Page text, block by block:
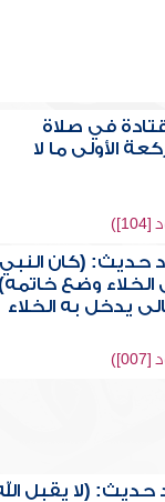
في صلاة
الأولى ما لا
حديث: (كان النبي
وضع
يدخل به الخلاء
حديث: (لا يقبل